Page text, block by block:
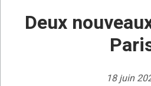
Deux
18 juin